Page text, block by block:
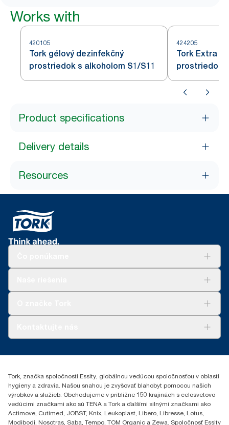
Works with
420105
Tork gélový dezinfekčný
prostriedok s alkoholom S1/S11
424205
Tork Extra
prostriedok na ruky
S4
Product specifications
Delivery details
Resources
Essity Slovakia s.r.o.
049 12 Gemerská Hôrka
Tork, značka spoločnosti Essity, globálnou vedúcou spoločnosťou v oblasti
hygieny a zdravia. Našou snahou je zvyšovať blahobyt pomocou našich
výrobkov a služieb. Obchodujeme v približne 150 krajinách s celosvetovo
vedúcimi značkami ako sú TENA a Tork a ďalšími silnými značkami ako
Actimove, Cutimed, JOBST, Knix, Leukoplast, Libero, Libresse, Lotus,
Modibodi, Nosotras, Saba, Tempo, TOM Organic a Zewa. Spoločnosť Essity